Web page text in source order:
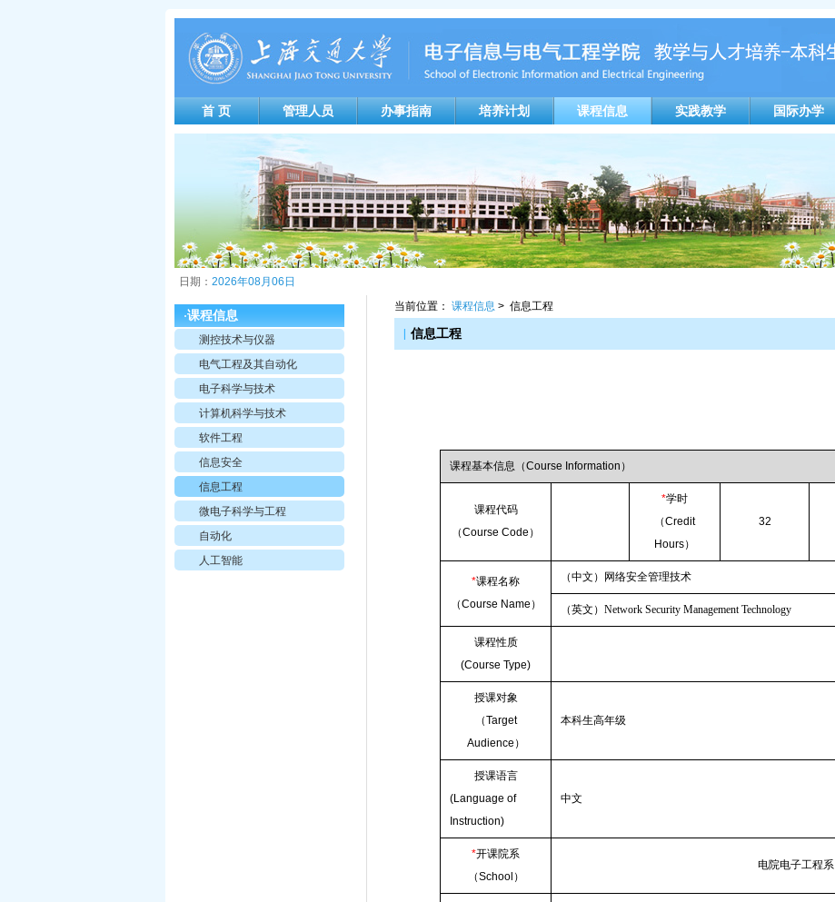
首 页 管理人员 办事指南 培养计划 课程信息 实践教学 国际办学
日期： 2026年08月06日
·课程信息
测控技术与仪器
电气工程及其自动化
电子科学与技术
计算机科学与技术
软件工程
信息安全
信息工程
微电子科学与工程
自动化
人工智能
当前位置：课程信息 > 信息工程
信息工程
课程基本信息（Course Information ）
课程代码
（Course Code ）
*学时
（Credit
Hours）
32
*课程名称
（Course Name ）
（中文）网络安全管理技术
（英文）Network Security Management Technology
课程性质
(Course Type)
授课对象
（Target
Audience ）
本科生高年级
授课语言
(Language of
Instruction)
中文
*开课院系
（School ）
电院电子工程系